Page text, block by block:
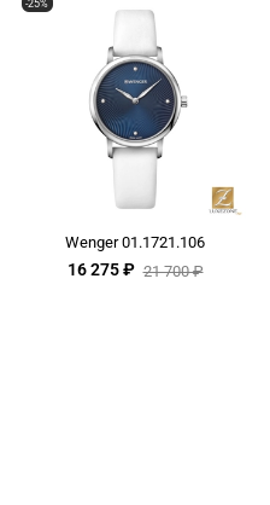
-25%
Wenger 01.1721.106
16 275 ₽ 21 700 ₽